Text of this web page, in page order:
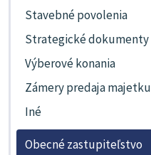
Stavebné povolenia
Strategické dokumenty
Výberové konania
Zámery predaja majetku
Iné
Obecné zastupiteľstvo